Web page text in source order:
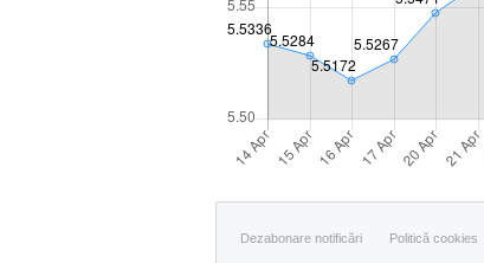
Dezabonare notificări Politică cookies